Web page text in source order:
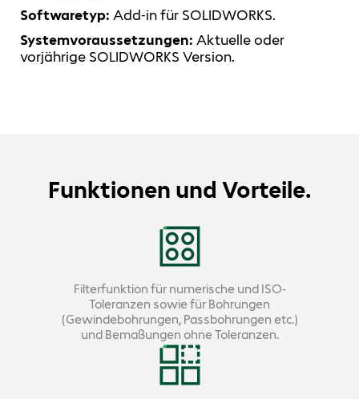
Softwaretyp: Add-in für SOLIDWORKS.
Systemvoraussetzungen: Aktuelle oder
vorjährige SOLIDWORKS Version.
Funktionen und Vorteile.
Filterfunktion für numerische und ISO-
Toleranzen sowie für Bohrungen
(Gewindebohrungen, Passbohrungen etc.)
und Bemaßungen ohne Toleranzen.